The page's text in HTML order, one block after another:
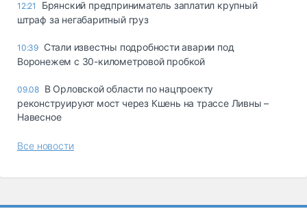
12:21
Брянский предприниматель заплатил крупный
штраф за негабаритный груз
10:39 Стали известны подробности аварии под
Воронежем с 30-километровой пробкой
09.08 В Орловской области по нацпроекту
реконструируют мост через Кшень на трассе Ливны –
Навесное
Все новости